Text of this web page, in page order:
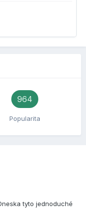
964
Popularita
tyto jednoduché